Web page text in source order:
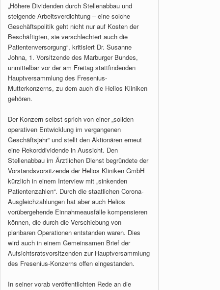
„Höhere Dividenden durch Stellenabbau und
steigende Arbeitsverdichtung – eine solche
Geschäftspolitik geht nicht nur auf Kosten der
Beschäftigten, sie verschlechtert auch die
Patientenversorgung“, kritisiert Dr. Susanne
Johna, 1. Vorsitzende des Marburger Bundes,
unmittelbar vor der am Freitag stattfindenden
Hauptversammlung des Fresenius-
Mutterkonzerns, zu dem auch die Helios Kliniken
gehören.
Der Konzern selbst sprich von einer „soliden
operativen Entwicklung im vergangenen
Geschäftsjahr“ und stellt den Aktionären erneut
eine Rekorddividende in Aussicht. Den
Stellenabbau im Ärztlichen Dienst begründete der
Vorstandsvorsitzende der Helios Kliniken GmbH
kürzlich in einem Interview mit „sinkenden
Patientenzahlen“. Durch die staatlichen Corona-
Ausgleichzahlungen hat aber auch Helios
vorübergehende Einnahmeausfälle kompensieren
können, die durch die Verschiebung von
planbaren Operationen entstanden waren. Dies
wird auch in einem Gemeinsamen Brief der
Aufsichtsratsvorsitzenden zur Hauptversammlung
des Fresenius-Konzerns offen eingestanden.
In seiner vorab veröffentlichten Rede an die